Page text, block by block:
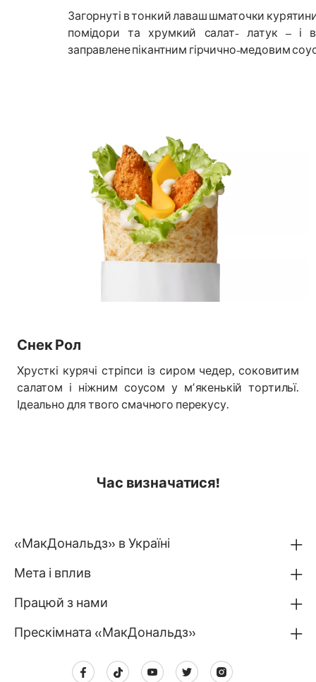
Загорнуті в тонкий лаваш шматочки
помідори та хрумкий салат- латук – і
заправлене пікантним гірчично-медовим
Снек Рол
Хрусткі курячі стріпси із сиром чедер, соковитим
салатом і ніжним соусом у мʼякенькій тортильї.
Ідеально для твого смачного перекусу.
Час визначатися!
«МакДональдз» в Україні
Мета і вплив
Працюй з нами
Прескімната «МакДональдз»